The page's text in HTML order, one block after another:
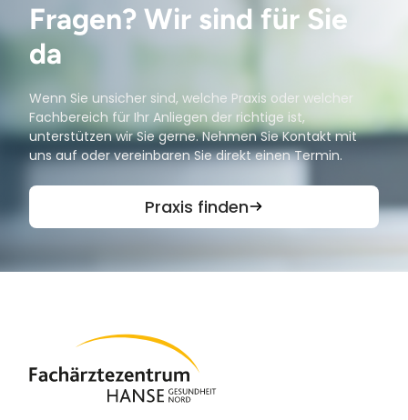
Fragen? Wir sind für Sie
da
Wenn Sie unsicher sind, welche Praxis oder welcher
Fachbereich für Ihr Anliegen der richtige ist,
unterstützen wir Sie gerne. Nehmen Sie Kontakt mit
uns auf oder vereinbaren Sie direkt einen Termin.
Praxis finden